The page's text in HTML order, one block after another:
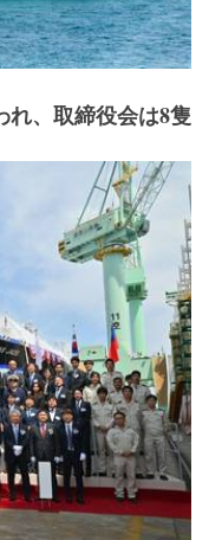
、取締役会は8隻